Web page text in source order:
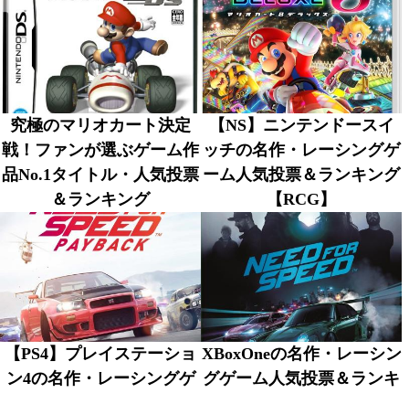
究極のマリオカート決定
戦！ファンが選ぶゲーム作
品No.1タイトル・人気投票
＆ランキング
【NS】ニンテンドースイ
ッチの名作・レーシングゲ
ーム人気投票＆ランキング
【RCG】
【PS4】プレイステーショ
ン4の名作・レーシングゲ
XBoxOneの名作・レーシン
グゲーム人気投票＆ランキ